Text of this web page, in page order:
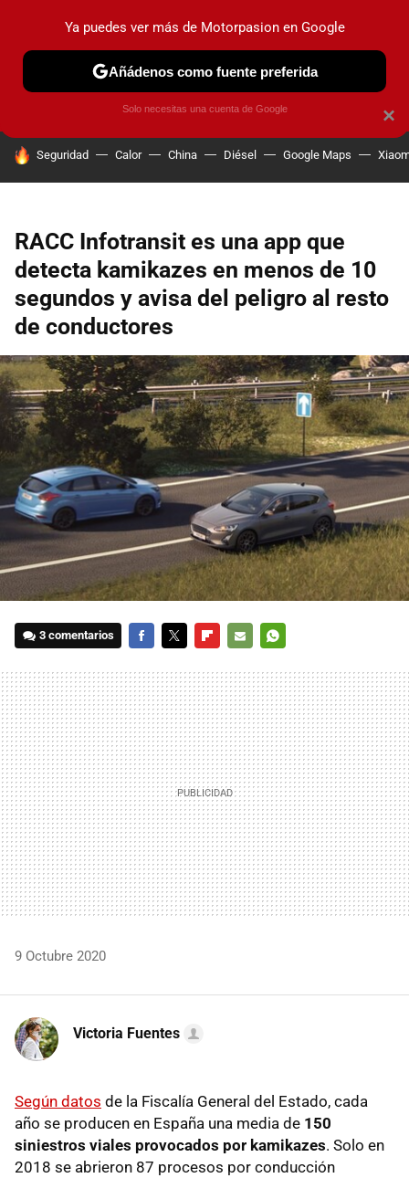
PRUEBAS COCHES ELÉCTRICOS OBSERVATORIO
HOY SE HABLA DE
Seguridad Calor China Diésel Google Maps
RACC Infotransit es una app que
detecta kamikazes en menos de 10
segundos y avisa del peligro al resto
de conductores
3 comentarios
MAIL
9 Octubre 2020
Victoria Fuentes
Según datos de la Fiscalía General del Estado, cada
año se producen en España una media de 150
siniestros viales provocados por kamikazes. Solo en
2018 se abrieron 87 procesos por conducción
×
Ya puedes ver más de Motorpasion en Google
Añádenos como fuente preferida
Solo necesitas una cuenta de Google